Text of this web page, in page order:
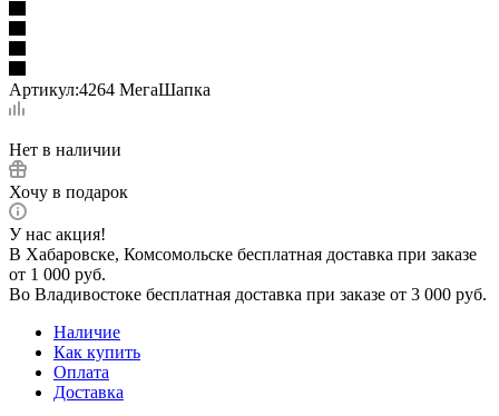
Артикул:4264 МегаШапка
Нет в наличии
Хочу в подарок
У нас акция!
В Хабаровске, Комсомольске бесплатная доставка при заказе
от 1 000 руб.
Во Владивостоке бесплатная доставка при заказе от 3 000 руб.
Наличие
Как купить
Оплата
Доставка